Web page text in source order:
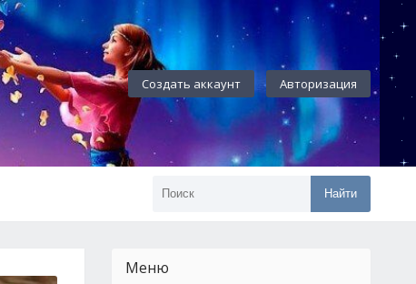
Создать аккаунт Авторизация
Найти
Меню